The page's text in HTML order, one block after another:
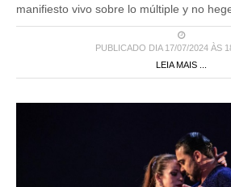
PUBLICADO DIA 17/07/2024 ÀS
LEIA MAIS ...